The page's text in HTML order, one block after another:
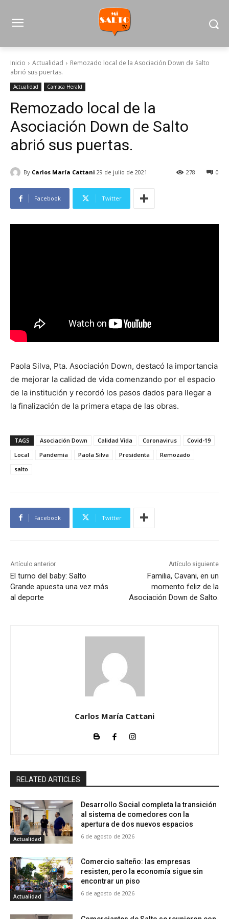
Inicio Actualidad
Remozado local de la Asociación Down de Salto
abrió sus puertas.
Actualidad Camaca Herald
Remozado local de la
Asociación Down de Salto
abrió sus puertas.
By Carlos María Cattani 29 de julio de 2021 0
278
Facebook Twitter
Paola Silva, Pta. Asociación Down, destacó la importancia
de mejorar la calidad de vida comenzando por el espacio
de la institución y recordó los pasos dados para llegar a
la finalización de la primera etapa de las obras.
TAGS Asociación Down Calidad Vida Coronavirus
Covid-19
Local
Pandemia Paola Silva Presidenta
Remozado
salto
Facebook Twitter
Artículo anterior
El turno del baby: Salto
Grande apuesta una vez más
al deporte
Artículo siguiente
Familia, Cavani, en un
momento feliz de la
Asociación Down de Salto.
Carlos María Cattani
RELATED ARTICLES
Actualidad
Desarrollo Social completa la transición
al sistema de comedores con la
apertura de dos nuevos espacios
6 de agosto de 2026
Actualidad
Comercio salteño: las empresas
resisten, pero la economía sigue sin
encontrar un piso
6 de agosto de 2026